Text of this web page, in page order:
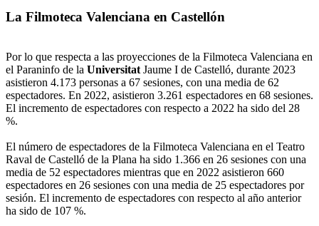
La Filmoteca Valenciana en Castellón
Por lo que respecta a las proyecciones de la Filmoteca Valenciana en
el Paraninfo de la Universitat Jaume I de Castelló, durante 2023
asistieron 4.173 personas a 67 sesiones, con una media de 62
espectadores. En 2022, asistieron 3.261 espectadores en 68 sesiones.
El incremento de espectadores con respecto a 2022 ha sido del 28
%.
El número de espectadores de la Filmoteca Valenciana en el Teatro
Raval de Castelló de la Plana ha sido 1.366 en 26 sesiones con una
media de 52 espectadores mientras que en 2022 asistieron 660
espectadores en 26 sesiones con una media de 25 espectadores por
sesión. El incremento de espectadores con respecto al año anterior
ha sido de 107 %.